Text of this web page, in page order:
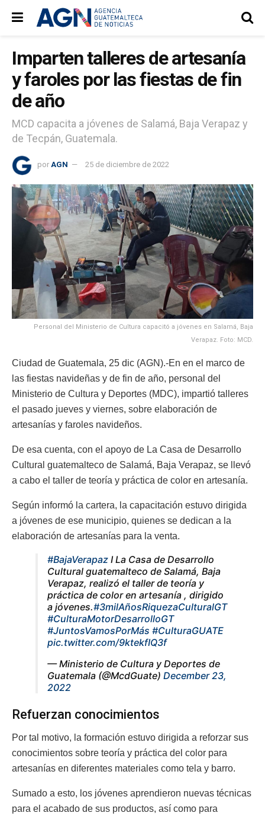
Imparten talleres de artesanía
y faroles por las fiestas de fin
de año
MCD capacita a jóvenes de Salamá, Baja Verapaz y
de Tecpán, Guatemala.
por AGN 25 de diciembre de 2022
Personal del Ministerio de Cultura capacitó a jóvenes en Salamá, Baja
Verapaz. Foto: MCD.
Ciudad de Guatemala, 25 dic (AGN).-En en el marco de
las fiestas navideñas y de fin de año, personal del
Ministerio de Cultura y Deportes (MDC), impartió talleres
el pasado jueves y viernes, sobre elaboración de
artesanías y faroles navideños.
De esa cuenta, con el apoyo de La Casa de Desarrollo
Cultural guatemalteco de Salamá, Baja Verapaz, se llevó
a cabo el taller de teoría y práctica de color en artesanía.
Según informó la cartera, la capacitación estuvo dirigida
a jóvenes de ese municipio, quienes se dedican a la
elaboración de artesanías para la venta.
#BajaVerapaz I La Casa de Desarrollo
Cultural guatemalteco de Salamá, Baja
Verapaz, realizó el taller de teoría y
práctica de color en artesanía , dirigido
a jóvenes.#3milAñosRiquezaCulturalGT
#CulturaMotorDesarrolloGT
#JuntosVamosPorMás #CulturaGUATE
pic.twitter.com/9ktekfIQ3f
— Ministerio de Cultura y Deportes de
Guatemala (@McdGuate) December 23,
2022
Refuerzan conocimientos
Por tal motivo, la formación estuvo dirigida a reforzar sus
conocimientos sobre teoría y práctica del color para
artesanías en diferentes materiales como tela y barro.
Sumado a esto, los jóvenes aprendieron nuevas técnicas
para el acabado de sus productos, así como para